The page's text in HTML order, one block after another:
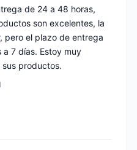
de 24 a 48 horas,
son excelentes, la
pero el plazo de entrega
7 días. Estoy muy
productos.